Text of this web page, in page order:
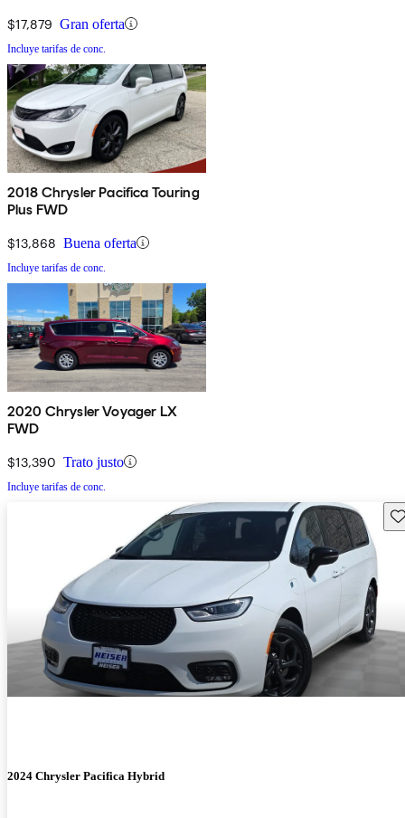
$17,879 Gran oferta
Incluye tarifas de conc.
2018 Chrysler Pacifica Touring
Plus FWD
$13,868 Buena oferta
Incluye tarifas de conc.
2020 Chrysler Voyager LX
FWD
$13,390 Trato justo
Incluye tarifas de conc.
2024 Chrysler Pacifica Hybrid